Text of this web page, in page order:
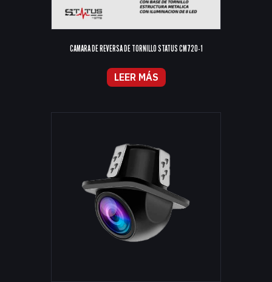
CAMARA DE REVERSA DE TORNILLO STATUS CM720-1
LEER MÁS